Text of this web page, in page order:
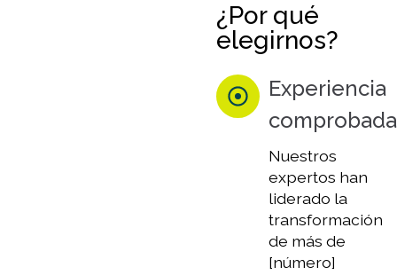
¿Por qué
elegirnos?
Experiencia
comprobada
Nuestros
expertos han
liderado la
transformación
de más de
[número]